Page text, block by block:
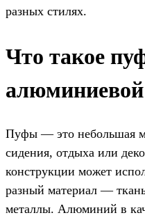
разных стилях.
Что такое
Пуфы — это небольшая
сидения, отдыха или
конструкции может
разный материал —
металлы. Алюминий в